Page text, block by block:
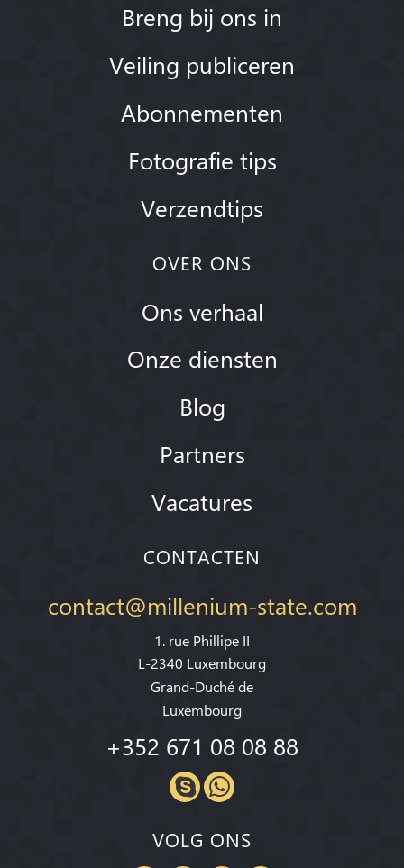
Breng bij ons in
Veiling publiceren
Abonnementen
Fotografie tips
Verzendtips
OVER ONS
Ons verhaal
Onze diensten
Blog
Partners
Vacatures
CONTACTEN
contact@millenium-state.com
1. rue Phillipe II
L-2340 Luxembourg
Grand-Duché de
Luxembourg
+352 671 08 08 88
VOLG ONS